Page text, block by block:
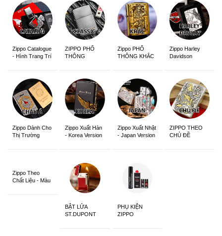
Zippo Catalogue
- Hình Trang Trí
ZIPPO PHỔ
THÔNG
Zippo PHỔ
THÔNG KHẮC
Zippo Harley
Davidson
Zippo Dành Cho
Thị Trường
Zippo Xuất Hàn
- Korea Version
Zippo Xuất Nhật
- Japan Version
ZIPPO THEO
CHỦ ĐỀ
Zippo Theo
Chất Liệu - Màu
BẬT LỬA
ST.DUPONT
PHỤ KIỆN
ZIPPO